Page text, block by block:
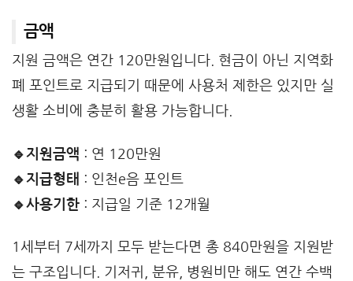
금액
지원 금액은 연간 120만원입니다. 현금이 아닌 지역화
폐 포인트로 지급되기 때문에 사용처 제한은 있지만 실
생활 소비에 충분히 활용 가능합니다.
🔹지원금액 : 연 120만원
🔹지급형태 : 인천e음 포인트
🔹사용기한 : 지급일 기준 12개월
1세부터 7세까지 모두 받는다면 총 840만원을 지원받
는 구조입니다. 기저귀, 분유, 병원비만 해도 연간 수백